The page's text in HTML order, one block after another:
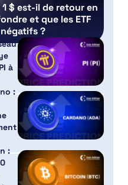
$ est-il de retour en
et que les ETF
?
à
:
: